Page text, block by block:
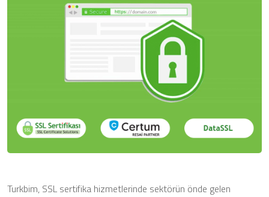
Turkbim, SSL sertifika hizmetlerinde sektörün önde gelen